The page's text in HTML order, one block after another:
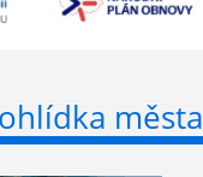
města